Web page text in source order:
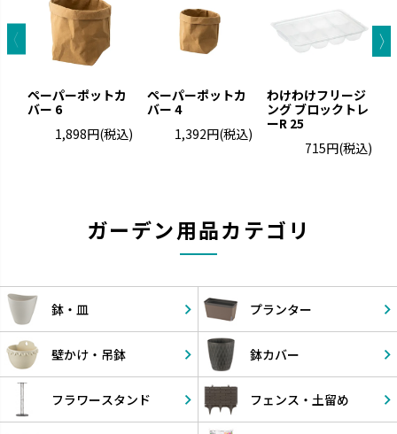
ペーパーポットカ
バー 6
1,898円(税込)
ペーパーポットカ
バー 4
1,392円(税込)
わけわけフリージ
ング ブロックトレ
ーR 25
715円(税込)
ガーデン用品カテゴリ
鉢・皿 プランター
壁かけ・ 吊鉢 鉢カバー
フラワースタンド フェンス・ 土留め